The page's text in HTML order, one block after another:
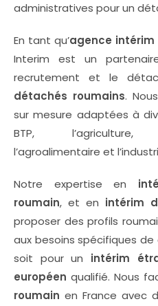
administratives pour un
En tant qu’agence intérim
Interim est un
recrutement et le
détachés roumains.
sur mesure adaptées à
BTP, l’agriculture,
l’agroalimentaire et
Notre expertise en
roumain, et en intérim
proposer des profils
aux besoins spécifiques
soit pour un intérim
européen qualifié. Nous
roumain en France avec